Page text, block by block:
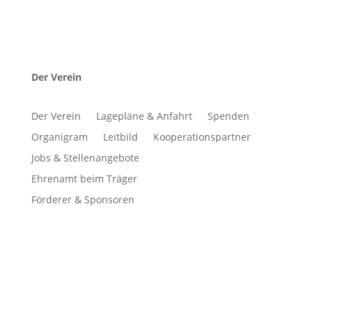
Der Verein
Der Verein Lagepläne & Anfahrt
Spenden
Organigram
Leitbild
Kooperationspartner
Jobs & Stellenangebote
Ehrenamt beim Träger
Förderer & Sponsoren